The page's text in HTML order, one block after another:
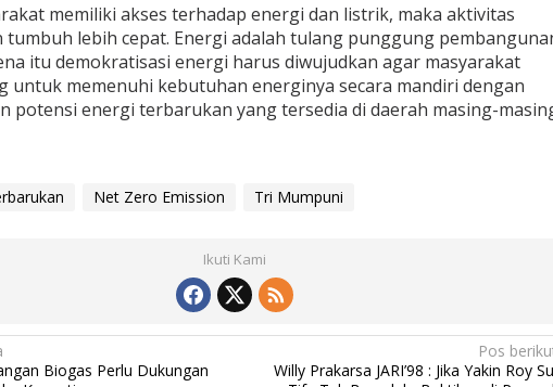
memiliki akses terhadap energi dan listrik, maka aktivitas
tumbuh lebih cepat. Energi adalah tulang punggung
itu demokratisasi energi harus diwujudkan agar masyarakat
untuk memenuhi kebutuhan energinya secara mandiri dengan
potensi energi terbarukan yang tersedia di daerah masing-
Net Zero Emission Tri Mumpuni
Ikuti Kami
Biogas Perlu Dukungan
Pos
Willy Prakarsa JARI’98 : Jika Yakin Roy